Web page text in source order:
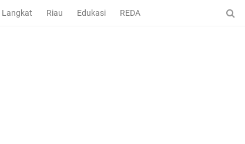
Langkat Riau Edukasi REDAKSI